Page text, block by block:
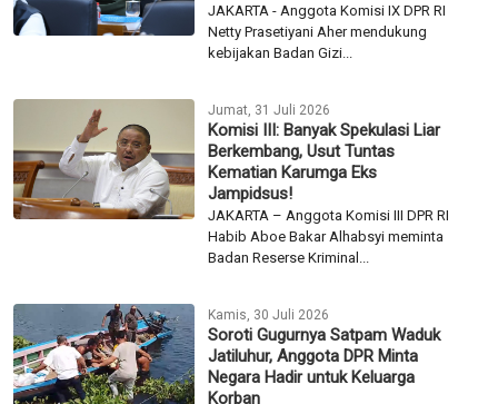
JAKARTA - Anggota Komisi IX DPR RI
Netty Prasetiyani Aher mendukung
kebijakan Badan Gizi...
Jumat, 31 Juli 2026
Komisi III: Banyak Spekulasi Liar
Berkembang, Usut Tuntas
Kematian Karumga Eks
Jampidsus!
JAKARTA – Anggota Komisi III DPR RI
Habib Aboe Bakar Alhabsyi meminta
Badan Reserse Kriminal...
Kamis, 30 Juli 2026
Soroti Gugurnya Satpam Waduk
Jatiluhur, Anggota DPR Minta
Negara Hadir untuk Keluarga
Korban